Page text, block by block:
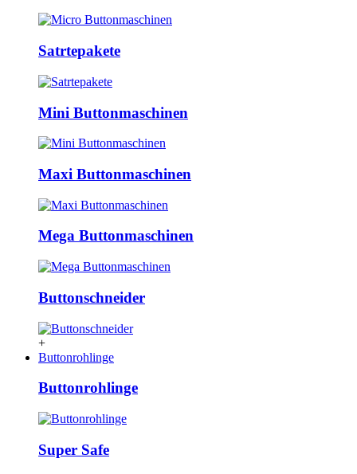
Satrtepakete
Mini Buttonmaschinen
Maxi Buttonmaschinen
Mega Buttonmaschinen
Buttonschneider
+
Buttonrohlinge
Buttonrohlinge
Super Safe